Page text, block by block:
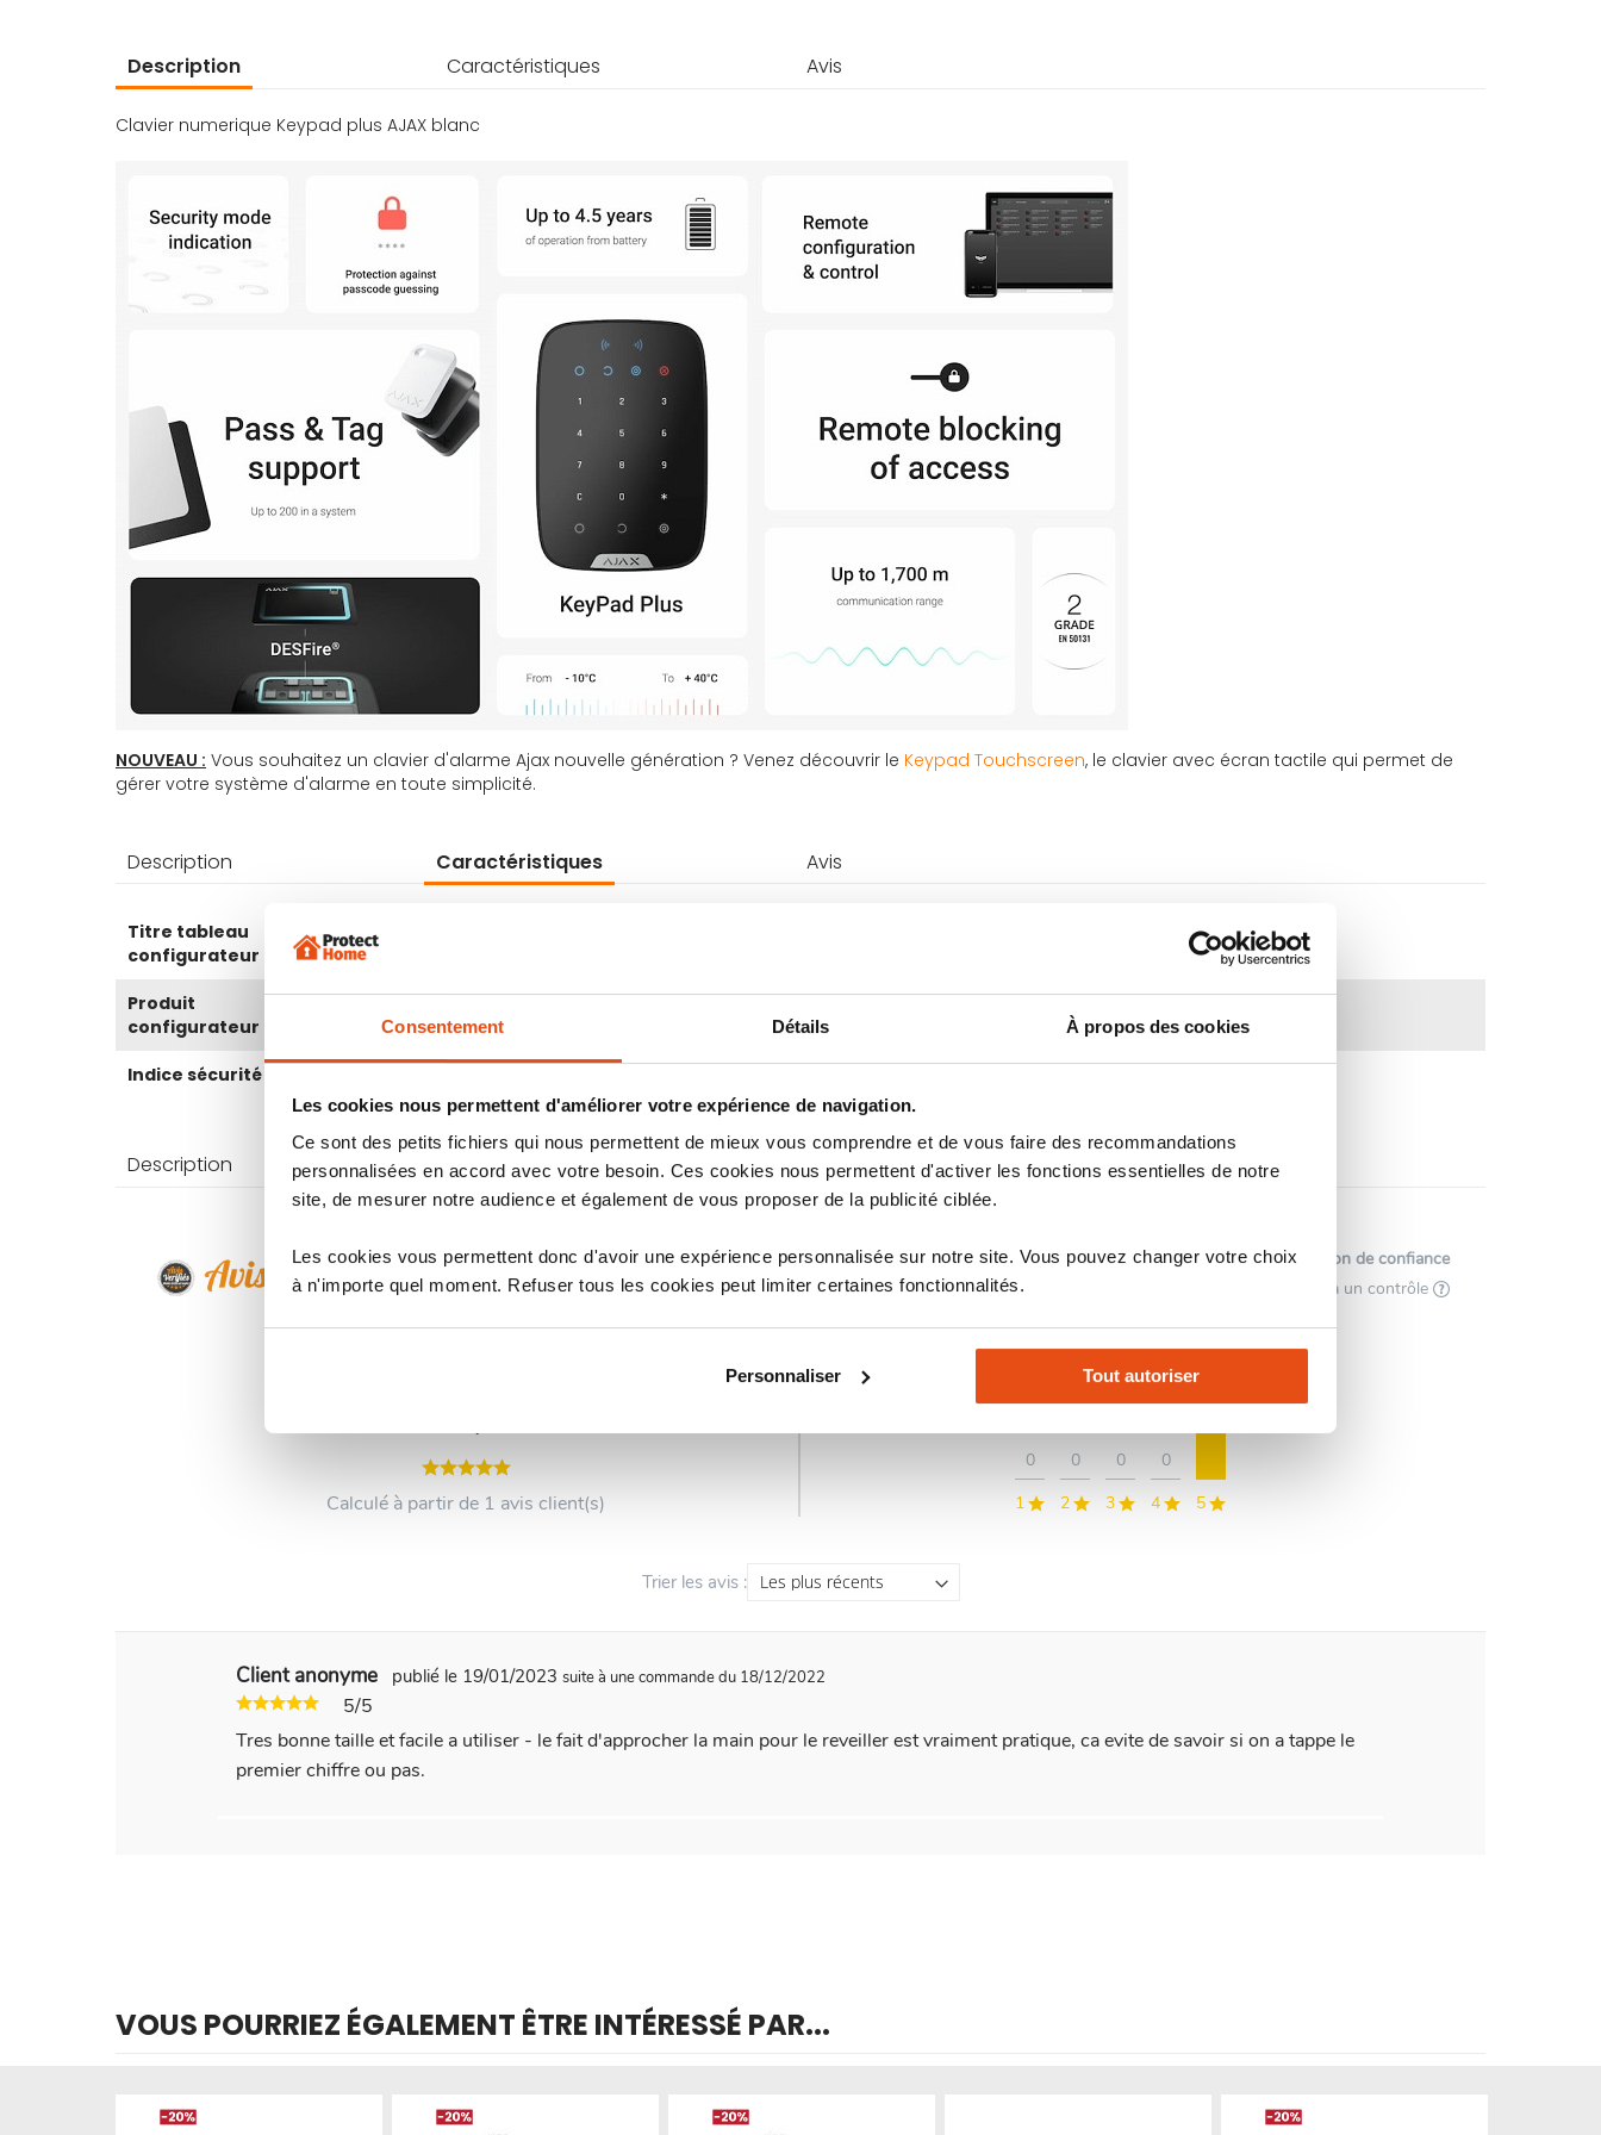
Consentement Détails À propos des cookies
Les cookies nous permettent d'améliorer votre expérience de navigation.
Ce sont des petits fichiers qui nous permettent de mieux vous comprendre et de vous faire des recommandations
personnalisées en accord avec votre besoin. Ces cookies nous permettent d'activer les fonctions essentielles de notre
site, de mesurer notre audience et également de vous proposer de la publicité ciblée.
Les cookies vous permettent donc d'avoir une expérience personnalisée sur notre site. Vous pouvez changer votre choix
à n'importe quel moment. Refuser tous les cookies peut limiter certaines fonctionnalités.
Personnaliser Tout autoriser
Description Caractéristiques Avis
Clavier numerique Keypad plus AJAX blanc
NOUVEAU : Vous souhaitez un clavier d'alarme Ajax nouvelle génération ? Venez découvrir le Keypad Touchscreen, le clavier avec écran tactile qui permet de
gérer votre système d'alarme en toute simplicité.
Description Caractéristiques Avis
Plus
d’information
Titre tableau
configurateur
Keypad Plus blanc
Produit
configurateur
Indice sécurité
Description Caractéristiques Avis
Afficher l'attestation de confiance
Avis soumis à un contrôle
5/5
Calculé à partir de 1 avis client(s) 1
0
2
0
3
0
4
0
5
Trier les avis :
Client anonyme publié le 19/01/2023suite à une commande du 18/12/2022
5/5
Tres bonne taille et facile a utiliser - le fait d'approcher la main pour le reveiller est vraiment pratique, ca evite de savoir si on a tappe le
premier chiffre ou pas.
VOUS POURRIEZ ÉGALEMENT ÊTRE INTÉRESSÉ PAR...